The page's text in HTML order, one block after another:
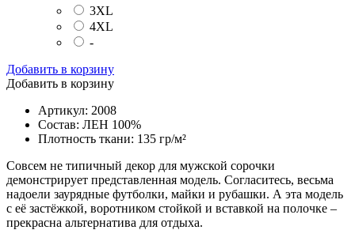
3XL
4XL
-
Добавить в корзину
Добавить в корзину
Артикул: 2008
Состав: ЛЕН 100%
Плотность ткани: 135 гр/м²
Совсем не типичный декор для мужской сорочки
демонстрирует представленная модель. Согласитесь, весьма
надоели заурядные футболки, майки и рубашки. А эта модель
с её застёжкой, воротником стойкой и вставкой на полочке –
прекрасна альтернатива для отдыха.